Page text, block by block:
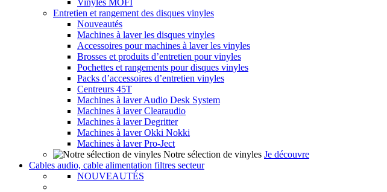
Vinyles MOFI
Entretien et rangement des disques vinyles
Nouveautés
Machines à laver les disques vinyles
Accessoires pour machines à laver les vinyles
Brosses et produits d’entretien pour vinyles
Pochettes et rangements pour disques vinyles
Packs d’accessoires d’entretien vinyles
Centreurs 45T
Machines à laver Audio Desk System
Machines à laver Clearaudio
Machines à laver Degritter
Machines à laver Okki Nokki
Machines à laver Pro-Ject
Notre sélection de vinyles Je découvre
Cables audio, cable alimentation filtres secteur
NOUVEAUTÉS